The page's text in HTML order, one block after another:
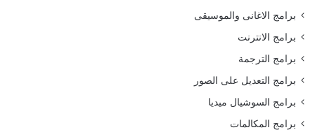
برامج الاغانى والموسيقى
برامج الانترنت
برامج الترجمة
برامج التعديل على الصور
برامج السوشيال ميديا
برامج المكالمات